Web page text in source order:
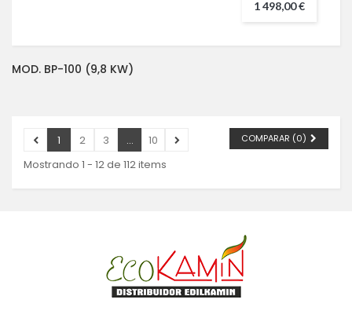
1 498,00 €
MOD. BP-100 (9,8 KW)
COMPARAR (0)
1 2 3 ...
10
Mostrando 1 - 12 de 112 items